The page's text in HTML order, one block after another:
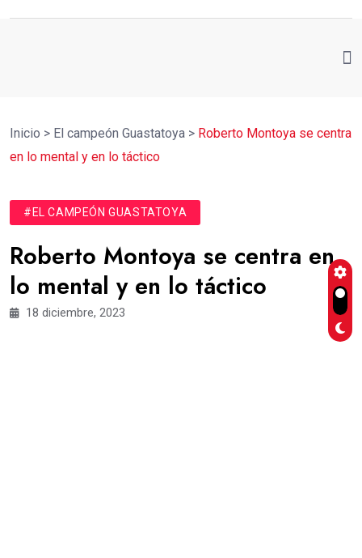
Inicio > El campeón Guastatoya > Roberto Montoya se centra
en lo mental y en lo táctico
#EL CAMPEÓN GUASTATOYA
Roberto Montoya se centra en
lo mental y en lo táctico
18 diciembre, 2023